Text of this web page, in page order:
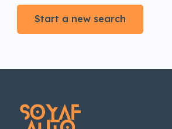
Start a new search